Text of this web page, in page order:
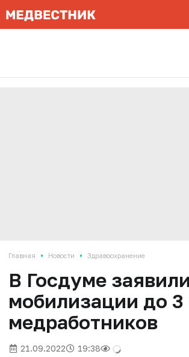
Главная • Новости • Здравоохранение
В Госдуме
мобилизации до 3
медработников
21.09.2022 19:38